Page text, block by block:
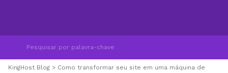
KingHost Blog > Como transformar seu site em uma máquina de